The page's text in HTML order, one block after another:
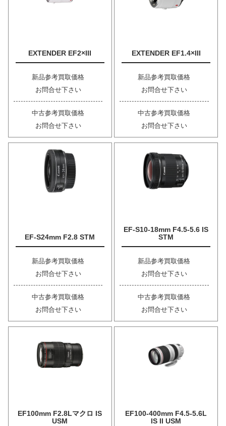
EXTENDER EF2×III
新品参考買取価格
お問合せ下さい
中古参考買取価格
お問合せ下さい
EXTENDER EF1.4×III
新品参考買取価格
お問合せ下さい
中古参考買取価格
お問合せ下さい
EF-S24mm F2.8 STM
新品参考買取価格
お問合せ下さい
中古参考買取価格
お問合せ下さい
EF-S10-18mm F4.5-5.6 IS
STM
新品参考買取価格
お問合せ下さい
中古参考買取価格
お問合せ下さい
EF100mm F2.8Lマクロ IS
USM
EF100-400mm F4.5-5.6L
IS II USM